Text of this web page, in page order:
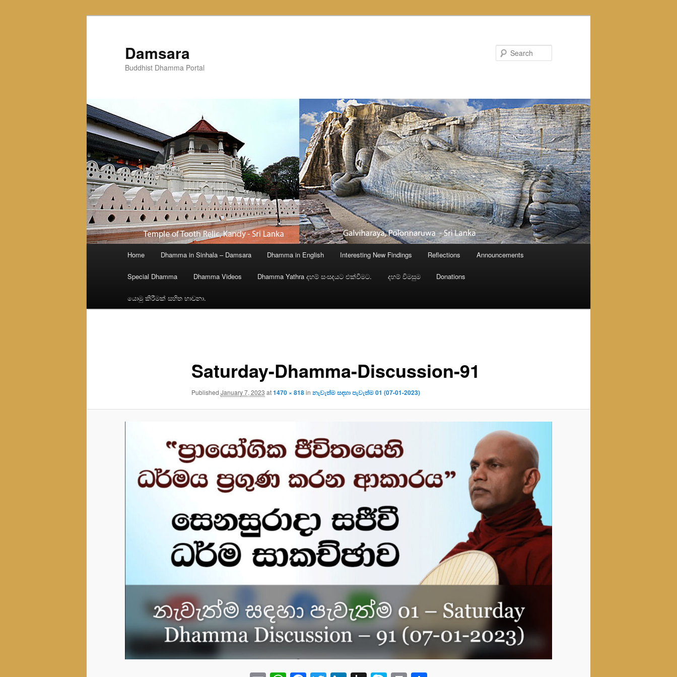
Damsara
Buddhist Dhamma Portal
Home Dhamma in Sinhala – Damsara Dhamma in English Interesting New Findings Reflections Announcements
Special Dhamma Dhamma Videos Dhamma Yathra දහම් සංසදයට එක්වීමට. දහම් විමසුම Donations
යොමු කිරීමක් සහිත භාවනා.
Saturday-Dhamma-Discussion-91
Published January 7, 2023 at1470 × 818in නැවැත්ම සඳහා පැවැත්ම 01 (07-01-2023)